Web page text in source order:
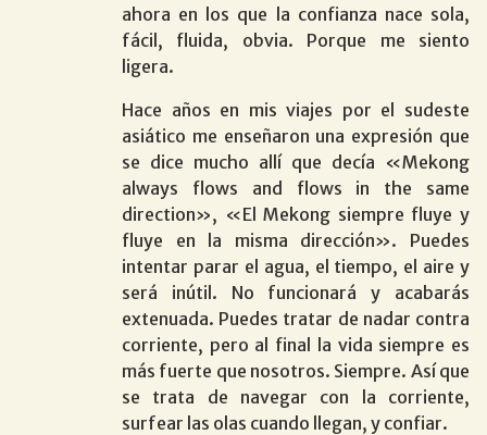
ahora en los que la confianza nace sola,
fácil, fluida, obvia. Porque me siento
ligera.
Hace años en mis viajes por el sudeste
asiático me enseñaron una expresión que
se dice mucho allí que decía «Mekong
always flows and flows in the same
direction», «El Mekong siempre fluye y
fluye en la misma dirección». Puedes
intentar parar el agua, el tiempo, el aire y
será inútil. No funcionará y acabarás
extenuada. Puedes tratar de nadar contra
corriente, pero al final la vida siempre es
más fuerte que nosotros. Siempre. Así que
se trata de navegar con la corriente,
surfear las olas cuando llegan, y confiar.